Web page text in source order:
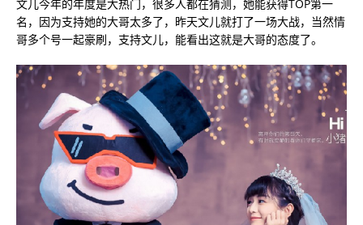
文儿今年的年度是大热门，很多人都在猜测，她能获得TOP第一
名，因为支持她的大哥太多了，昨天文儿就打了一场大战，当然情
哥多个号一起豪刷，支持文儿，能看出这就是大哥的态度了。